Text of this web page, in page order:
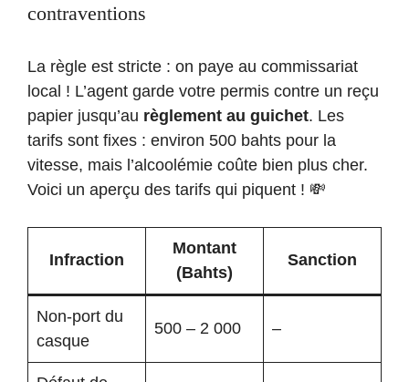
contraventions
La règle est stricte : on paye au commissariat
local ! L’agent garde votre permis contre un reçu
papier jusqu’au règlement au guichet. Les
tarifs sont fixes : environ 500 bahts pour la
vitesse, mais l’alcoolémie coûte bien plus cher.
Voici un aperçu des tarifs qui piquent ! 💸
Infraction
Montant
(Bahts)
Sanction
Non-port du
casque
500 – 2 000 –